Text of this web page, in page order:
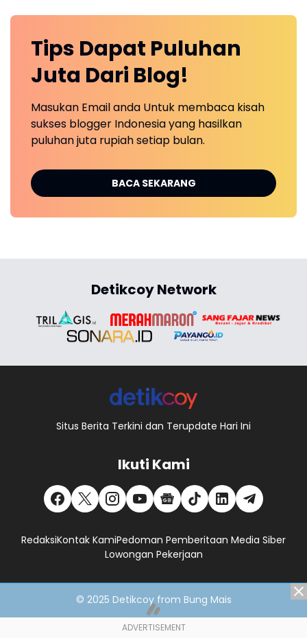
Tips Dapat Puluhan
Juta Dari Blog!
Masukan Email anda Untuk membaca kisah
sukses blogger Indonesia yang hasilkan
puluhan juta rupiah setiap bulan.
BACA SEKARANG
Detikcoy Network
Situs Berita Terkini dan Terupdate Hari Ini
Ikuti Kami
RedaksiKontak KamiPedoman Pemberitaan Media Siber
Lowongan Pekerjaan
© 2025 Detikcoyfrom Bung Mais